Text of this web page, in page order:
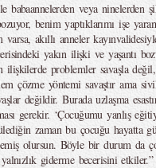
babaannelerden veya ninelerden
benim yaptıklarımı işe
akıllı anneler
yakın ilişki ve yaşantı
ilişkilerde problemler savaşla
çözme yöntemi savaştır ama
değildir. Burada uzlaşma
gerekir. ‘Çocuğumu yanlış
zaman bu çocuğu hayatta
olursun. Böyle bir durum da
giderme becerisini etkiler.”